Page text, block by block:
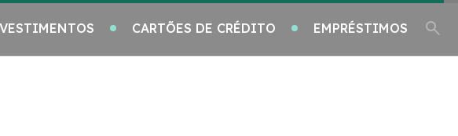
CARTÕES DE CRÉDITO EMPRÉSTIMOS